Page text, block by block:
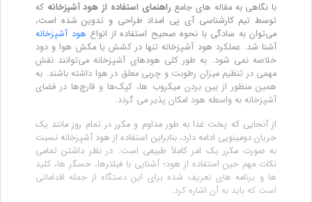
با نگاهی به مقاله های جامع راهنمای استفاده از هود آشپزخانه که
توسط تیم کارشناسی آی پی امداد طراحی و تدوین شده است،
می‌توان به سادگی با نحوه صحیح استفاده از انواع هود آشپزخانه
آشنا شد. عملکرد هود آشپزخانه تنها در کشش یا مکش هوا و دود
خلاصه نمی شود. به طور کلی هودهای آشپزخانه می‌توانند نقش
مهمی در تنظیم میزان رطوبت و چربی معلق در هوا داشته باشند. به
همین منظور از بین بردن میکروب ها، کپک‌ها و قارچ‌ها در فضای
آشپزخانه به واسطه هود امکان پذیر می گردد.
از آنجایی که پخت غذا به طور مداوم و مکرر در تمام روز مانند یک
جریان دومینویی ادامه دارد، بنابراین استفاده از هود آشپزخانه نسبت
به صورت مکرر یک امر کاملاً طبیعی است. در نظر داشتن تمامی
نکات مهم حین استفاده از هود؛ آشنایی با فیلترها، حسگر ها، کلید
ها و برنامه های تعریف شده برای این دستگاه از جمله اقداماتی
است که باید به آن اشاره کرد.